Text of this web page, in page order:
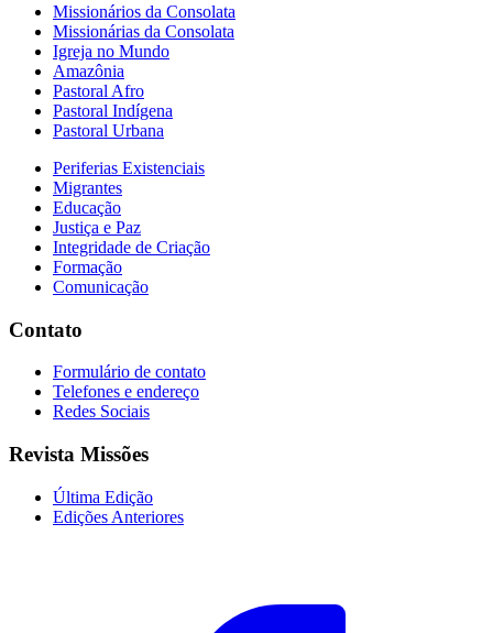
Missionários da Consolata
Missionárias da Consolata
Igreja no Mundo
Amazônia
Pastoral Afro
Pastoral Indígena
Pastoral Urbana
Periferias Existenciais
Migrantes
Educação
Justiça e Paz
Integridade de Criação
Formação
Comunicação
Contato
Formulário de contato
Telefones e endereço
Redes Sociais
Revista Missões
Última Edição
Edições Anteriores